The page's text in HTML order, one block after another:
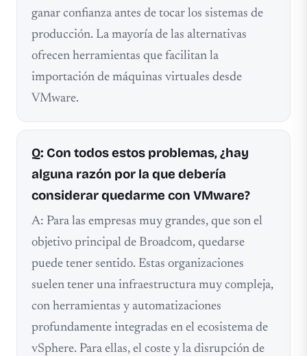
ganar confianza antes de tocar los sistemas de
producción. La mayoría de las alternativas
ofrecen herramientas que facilitan la
importación de máquinas virtuales desde
VMware.
Q: Con todos estos problemas, ¿hay
alguna razón por la que debería
considerar quedarme con VMware?
A: Para las empresas muy grandes, que son el
objetivo principal de Broadcom, quedarse
puede tener sentido. Estas organizaciones
suelen tener una infraestructura muy compleja,
con herramientas y automatizaciones
profundamente integradas en el ecosistema de
vSphere. Para ellas, el coste y la disrupción de